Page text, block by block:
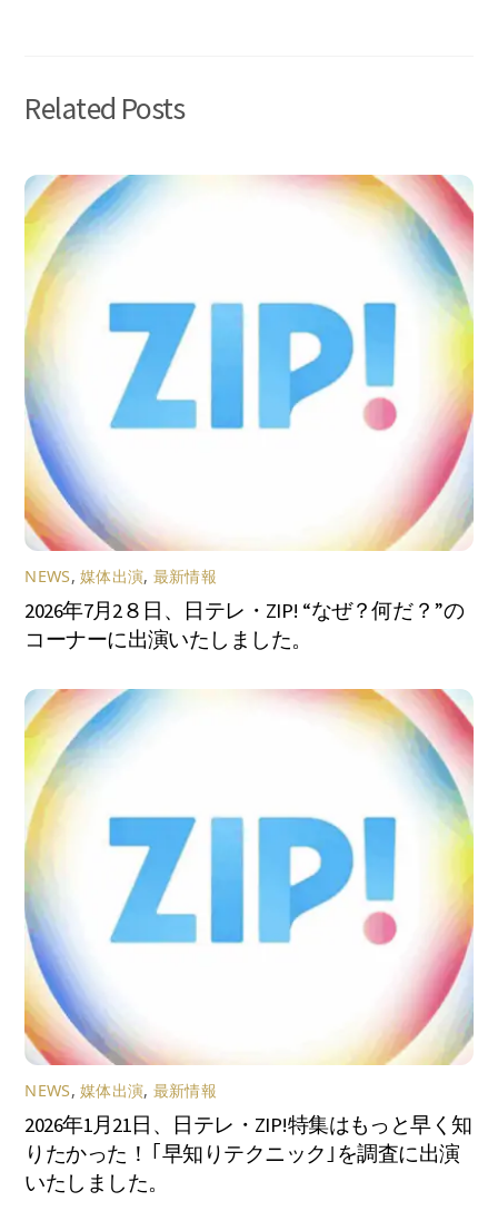
Related Posts
NEWS,媒体出演, 最新情報
2026年7月2８日、日テレ・ZIP! “なぜ？何だ？”の
コーナーに出演いたしました。
NEWS,媒体出演, 最新情報
2026年1月21日、日テレ・ZIP!特集はもっと早く知
りたかった！ ｢早知りテクニック｣を調査に出演
いたしました。